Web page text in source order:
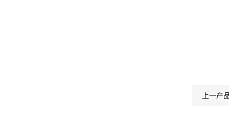
上一产